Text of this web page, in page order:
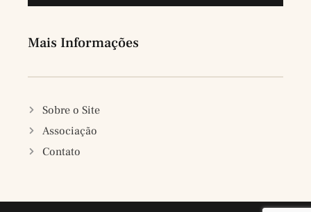
Mais Informações
Sobre o Site
Associação
Contato